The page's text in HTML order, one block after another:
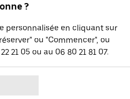
?
personnalisée en cliquant sur
ou "Commencer", ou
21 05 ou au 06 80 21 81 07.